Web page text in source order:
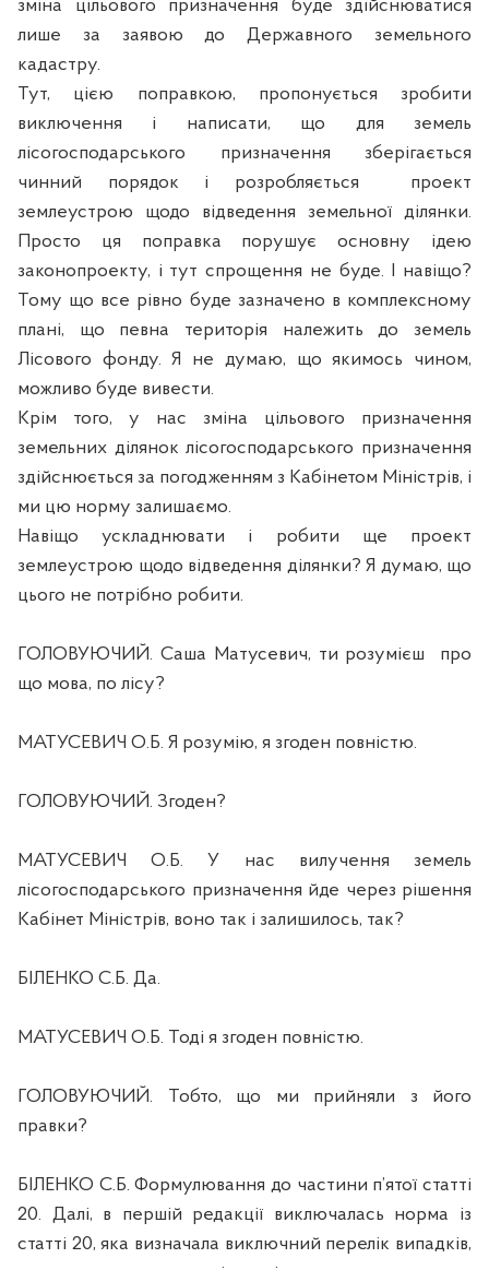
зміна цільового призначення буде здійснюватися
лише за заявою до Державного земельного
кадастру.
Тут, цією поправкою, пропонується зробити
виключення і написати, що для земель
лісогосподарського призначення зберігається
чинний порядок і розробляється
проект
землеустрою щодо відведення земельної ділянки.
Просто ця поправка порушує основну ідею
законопроекту, і тут спрощення не буде. І навіщо?
Тому що все рівно буде зазначено в комплексному
плані, що певна територія належить до земель
Лісового фонду. Я не думаю, що якимось чином,
можливо буде вивести.
Крім того, у нас зміна цільового призначення
земельних ділянок лісогосподарського призначення
здійснюється за погодженням з Кабінетом Міністрів, і
ми цю норму залишаємо.
Навіщо ускладнювати і робити ще проект
землеустрою щодо відведення ділянки? Я думаю, що
цього не потрібно робити.
ГОЛОВУЮЧИЙ. Саша Матусевич, ти розумієш
про
що мова, по лісу?
МАТУСЕВИЧ О.Б. Я розумію, я згоден повністю.
ГОЛОВУЮЧИЙ. Згоден?
МАТУСЕВИЧ О.Б. У нас вилучення земель
лісогосподарського призначення йде через рішення
Кабінет Міністрів, воно так і залишилось, так?
БІЛЕНКО С.Б. Да.
МАТУСЕВИЧ О.Б. Тоді я згоден повністю.
ГОЛОВУЮЧИЙ. Тобто, що ми прийняли з його
правки?
БІЛЕНКО С.Б. Формулювання до частини п’ятої статті
20. Далі, в першій редакції виключалась норма із
статті 20, яка визначала виключний перелік випадків,